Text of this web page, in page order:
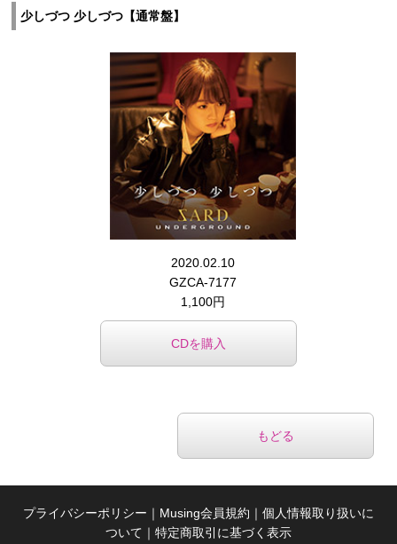
少しづつ 少しづつ【通常盤】
2020.02.10
GZCA-7177
1,100円
CDを購入
もどる
プライバシーポリシー ｜ Musing会員規約 ｜ 個人情報取り扱いに
ついて ｜ 特定商取引に基づく表示